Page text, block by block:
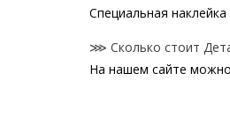
Специальная
⋙ Сколько стоит
На нашем сайте можно